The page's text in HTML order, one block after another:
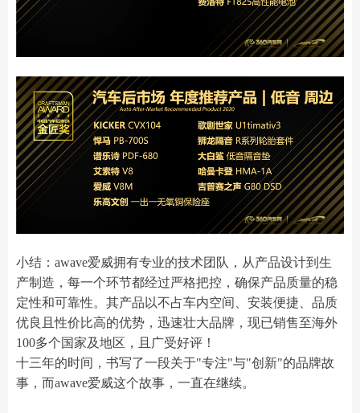
小结：awave爱威拥有专业的技术团队，从产品设计到生
产制造，每一个环节都经过严格把控，确保产品质量的稳
定性和可靠性。其产品以不占车内空间、安装便捷、品质
优良且性价比高的优势，迅速壮大品牌，现已销售至海外
100多个国家及地区，且广受好评！
十三年的时间，书写了一段关于"专注"与"创新"的品牌故
事，而awave爱威这个故事，一直在继续。